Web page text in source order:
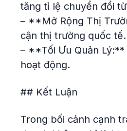
tăng tỉ lệ chuyển đổi
– **Mở Rộng Thị
cận thị trường quốc tế.
– **Tối Ưu Quản Lý:**
hoạt động.
## Kết Luận
Trong bối cảnh cạnh